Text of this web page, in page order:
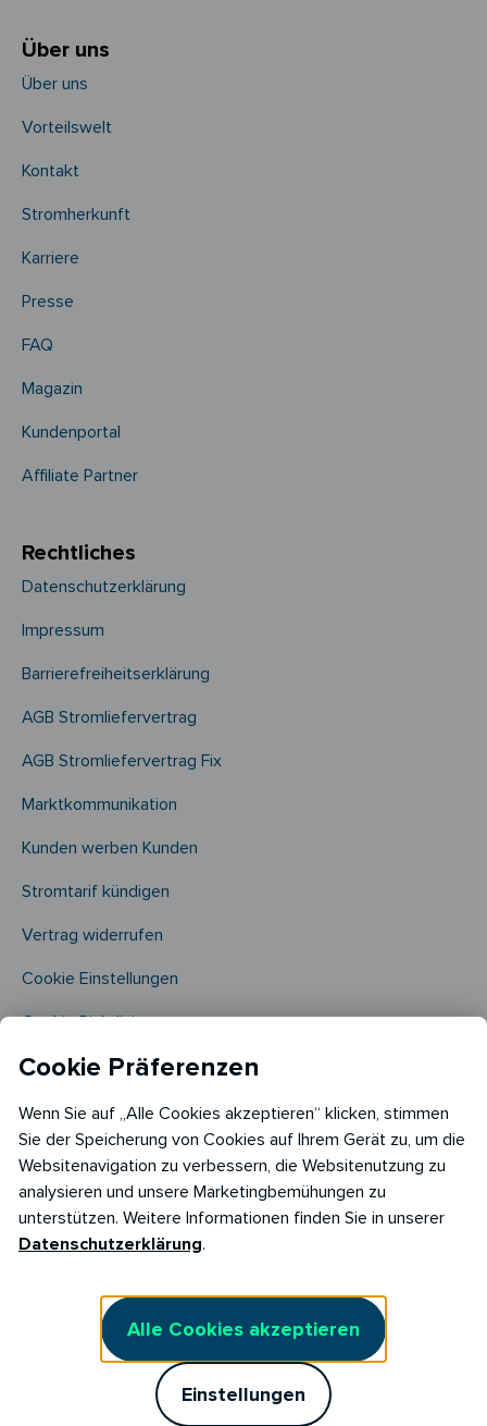
Über uns
Über uns
Vorteilswelt
Kontakt
Stromherkunft
Karriere
Presse
FAQ
Magazin
Kundenportal
Affiliate Partner
Rechtliches
Datenschutzerklärung
Impressum
Barrierefreiheitserklärung
AGB Stromliefervertrag
AGB Stromliefervertrag Fix
Marktkommunikation
Kunden werben Kunden
Stromtarif kündigen
Vertrag widerrufen
Cookie Einstellungen
Cookie Richtlinie​
Copyright © 2026
RABOT Energy DE GmbH
Hopfenmarkt 33,
Cookie Präferenzen
Wenn Sie auf „Alle Cookies akzeptieren“ klicken, stimmen
Sie der Speicherung von Cookies auf Ihrem Gerät zu, um die
Websitenavigation zu verbessern, die Websitenutzung zu
analysieren und unsere Marketingbemühungen zu
unterstützen. Weitere Informationen finden Sie in unserer
Datenschutzerklärung.
Alle Cookies akzeptieren
Einstellungen